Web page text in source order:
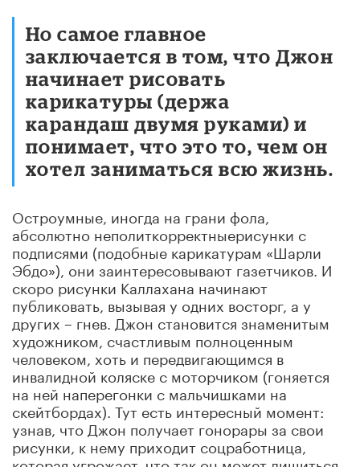
Но самое главное
заключается в том, что Джон
начинает рисовать
карикатуры (держа
карандаш двумя руками) и
понимает, что это то, чем он
хотел заниматься всю жизнь.
Остроумные, иногда на грани фола,
абсолютно неполиткорректныерисунки с
подписями (подобные карикатурам «Шарли
Эбдо»), они заинтересовывают газетчиков. И
скоро рисунки Каллахана начинают
публиковать, вызывая у одних восторг, а у
других – гнев. Джон становится знаменитым
художником, счастливым полноценным
человеком, хоть и передвигающимся в
инвалидной коляске с моторчиком (гоняется
на ней наперегонки с мальчишками на
скейтбордах). Тут есть интересный момент:
узнав, что Джон получает гонорары за свои
рисунки, к нему приходит соцработница,